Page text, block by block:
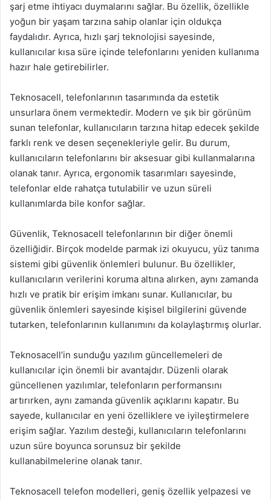
şarj etme ihtiyacı duymalarını sağlar. Bu özellik, özellikle
yoğun bir yaşam tarzına sahip olanlar için oldukça
faydalıdır. Ayrıca, hızlı şarj teknolojisi sayesinde,
kullanıcılar kısa süre içinde telefonlarını yeniden kullanıma
hazır hale getirebilirler.
Teknosacell, telefonlarının tasarımında da estetik
unsurlara önem vermektedir. Modern ve şık bir görünüm
sunan telefonlar, kullanıcıların tarzına hitap edecek şekilde
farklı renk ve desen seçenekleriyle gelir. Bu durum,
kullanıcıların telefonlarını bir aksesuar gibi kullanmalarına
olanak tanır. Ayrıca, ergonomik tasarımları sayesinde,
telefonlar elde rahatça tutulabilir ve uzun süreli
kullanımlarda bile konfor sağlar.
Güvenlik, Teknosacell telefonlarının bir diğer önemli
özelliğidir. Birçok modelde parmak izi okuyucu, yüz tanıma
sistemi gibi güvenlik önlemleri bulunur. Bu özellikler,
kullanıcıların verilerini koruma altına alırken, aynı zamanda
hızlı ve pratik bir erişim imkanı sunar. Kullanıcılar, bu
güvenlik önlemleri sayesinde kişisel bilgilerini güvende
tutarken, telefonlarının kullanımını da kolaylaştırmış olurlar.
Teknosacell’in sunduğu yazılım güncellemeleri de
kullanıcılar için önemli bir avantajdır. Düzenli olarak
güncellenen yazılımlar, telefonların performansını
artırırken, aynı zamanda güvenlik açıklarını kapatır. Bu
sayede, kullanıcılar en yeni özelliklere ve iyileştirmelere
erişim sağlar. Yazılım desteği, kullanıcıların telefonlarını
uzun süre boyunca sorunsuz bir şekilde
kullanabilmelerine olanak tanır.
Teknosacell telefon modelleri, geniş özellik yelpazesi ve